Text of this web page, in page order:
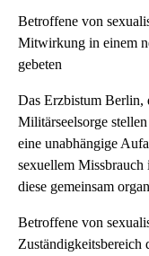
Betroffene von
Mitwirkung in einem
gebeten
Das Erzbistum Berlin,
Militärseelsorge
eine unabhängige
sexuellem
diese gemeinsam
Betroffene von
Zuständigkeitsbereich